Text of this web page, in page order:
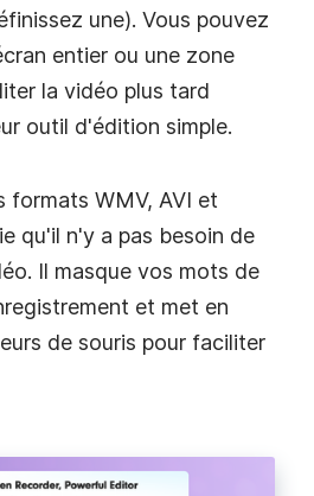
une). Vous pouvez
entier ou une zone
la vidéo plus tard
outil d'édition simple.
formats WMV, AVI et
qu'il n'y a pas besoin de
Il masque vos mots de
et met en
de souris pour faciliter